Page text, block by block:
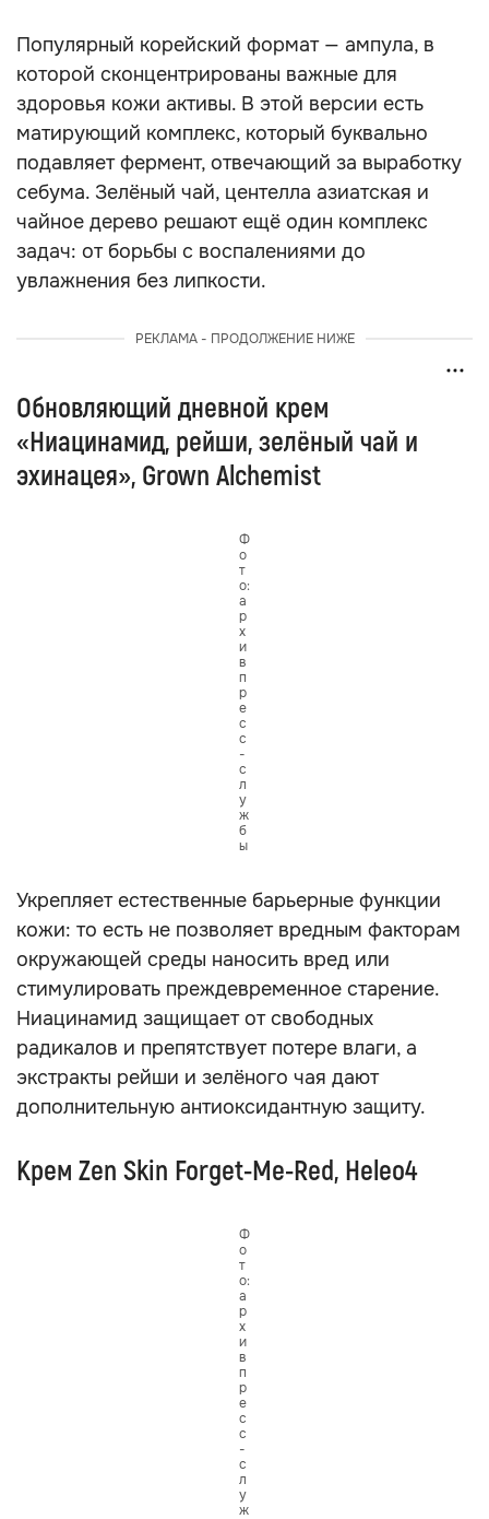
Популярный корейский формат — ампула, в
которой сконцентрированы важные для
здоровья кожи активы. В этой версии есть
матирующий комплекс, который буквально
подавляет фермент, отвечающий за выработку
себума. Зелёный чай, центелла азиатская и
чайное дерево решают ещё один комплекс
задач: от борьбы с воспалениями до
увлажнения без липкости.
РЕКЛАМА - ПРОДОЛЖЕНИЕ НИЖЕ
Обновляющий дневной крем
«Ниацинамид, рейши, зелёный чай и
эхинацея», Grown Alchemist
Ф
о
т
о:
а
р
х
и
в
п
р
е
с
с
-
с
л
у
ж
б
ы
Укрепляет естественные барьерные функции
кожи: то есть не позволяет вредным факторам
окружающей среды наносить вред или
стимулировать преждевременное старение.
Ниацинамид защищает от свободных
радикалов и препятствует потере влаги, а
экстракты рейши и зелёного чая дают
дополнительную антиоксидантную защиту.
Крем Zen Skin Forget-Me-Red, Heleo4
Ф
о
т
о:
а
р
х
и
в
п
р
е
с
с
-
с
л
у
ж